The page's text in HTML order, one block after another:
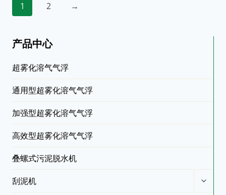
1 2 →
产品中心
超雾化溶气气浮
通用型超雾化溶气气浮
加强型超雾化溶气气浮
高效型超雾化溶气气浮
叠螺式污泥脱水机
刮泥机